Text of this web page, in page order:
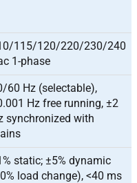
115/120/220/230/240
1-phase
60 Hz (selectable),
Hz free running, ±2
synchronized with
static; ±5% dynamic
load change), <40 ms